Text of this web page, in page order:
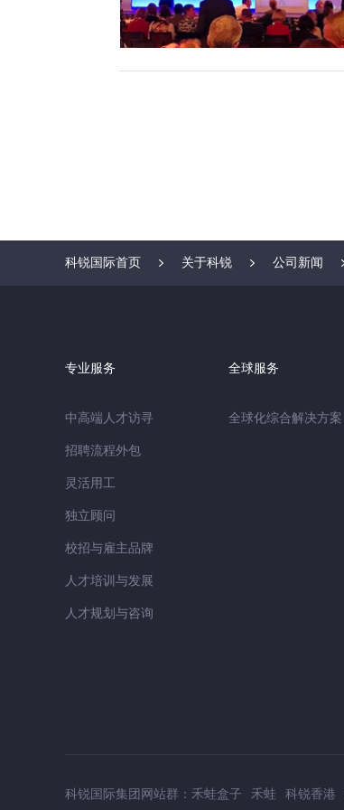
科锐国际首页 关于科锐 公司新闻
专业服务
中高端人才访寻
招聘流程外包
灵活用工
独立顾问
校招与雇主品牌
人才培训与发展
人才规划与咨询
全球服务
全球化综合解决方案
科锐国际集团网站群： 禾蛙盒子 禾蛙 科锐香港